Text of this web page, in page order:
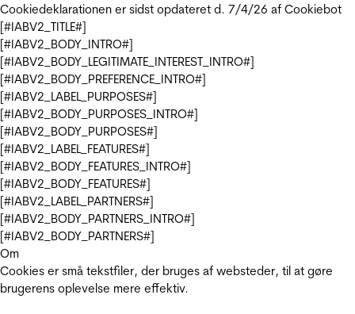
Cookiedeklarationen er sidst opdateret d. 7/4/26 af Cookiebot
[#IABV2_TITLE#]
[#IABV2_BODY_INTRO#]
[#IABV2_BODY_LEGITIMATE_INTEREST_INTRO#]
[#IABV2_BODY_PREFERENCE_INTRO#]
[#IABV2_LABEL_PURPOSES#]
[#IABV2_BODY_PURPOSES_INTRO#]
[#IABV2_BODY_PURPOSES#]
[#IABV2_LABEL_FEATURES#]
[#IABV2_BODY_FEATURES_INTRO#]
[#IABV2_BODY_FEATURES#]
[#IABV2_LABEL_PARTNERS#]
[#IABV2_BODY_PARTNERS_INTRO#]
[#IABV2_BODY_PARTNERS#]
Om
Cookies er små tekstfiler, der bruges af websteder, til at gøre
brugerens oplevelse mere effektiv.